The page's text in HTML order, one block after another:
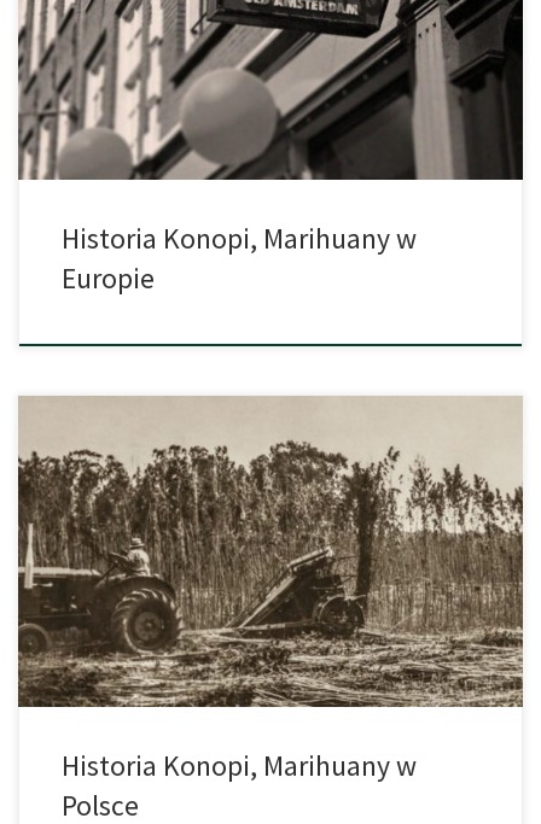
chiński cesarz Shen Nong, żyjący prawdopodobnie ponad pięć
tysięcy lat temu według tradycyjnych przekazów uczył ludzi
szacunku i używania roślin. I to właśnie w okolicach 2737 roku
przed naszą erą cesarz […]
Historia Konopi, Marihuany w
Europie
Można byłoby się nie domyślić, lecz nasz kraj ma bardzo wiele
wspólnego z kontrowersyjną marihuaną. Wiele osób nie wie, iż w
czasach teraźniejszych są zdelegalizowane tylko te, które
zawierają THC powyżej 0,2%. Nie tak dawno temu, konopia
indyjska oraz przemysłowa, miały jednak bardzo szeroki zakres
wykorzystania. Obecnie konopia rozpoczęła przeżywać […]
Historia Konopi, Marihuany w
Polsce